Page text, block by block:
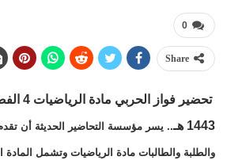
0
Share
تحضير
1443 هـ
.. يسر مؤسسة التحاضير الحديثة أن
والطلبة والطالبات مادة الرياضيات وتشمل المادة